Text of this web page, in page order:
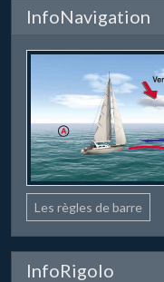
InfoNavigation
Les règles de barre
InfoRigolo